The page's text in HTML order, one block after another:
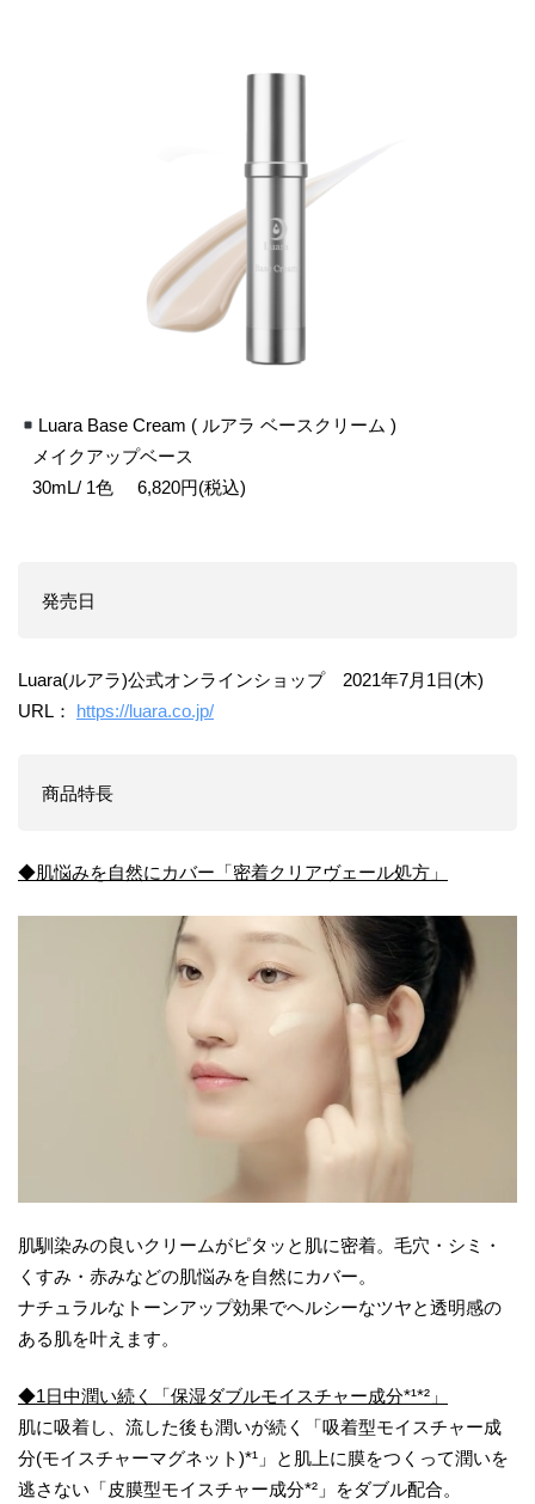
Luara Base Cream ( ルアラ ベースクリーム )
メイクアップベース
30mL/ 1色 6,820円(税込)
発売日
Luara(ルアラ)公式オンラインショップ 2021年7月1日(木)
URL： https://luara.co.jp/
商品特長
◆肌悩みを自然にカバー「密着クリアヴェール処方」
肌馴染みの良いクリームがピタッと肌に密着。毛穴・シミ・
くすみ・赤みなどの肌悩みを自然にカバー。
ナチュラルなトーンアップ効果でヘルシーなツヤと透明感の
ある肌を叶えます。
◆1日中潤い続く「保湿ダブルモイスチャー成分*¹*²」
肌に吸着し、流した後も潤いが続く「吸着型モイスチャー成
分(モイスチャーマグネット)*¹」と肌上に膜をつくって潤いを
逃さない「皮膜型モイスチャー成分*²」をダブル配合。